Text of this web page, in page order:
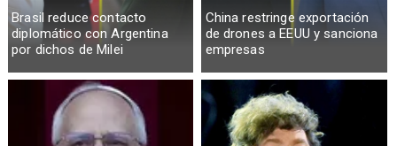
Brasil reduce contacto
diplomático con Argentina
por dichos de Milei
China restringe exportación
de drones a EEUU y sanciona
empresas